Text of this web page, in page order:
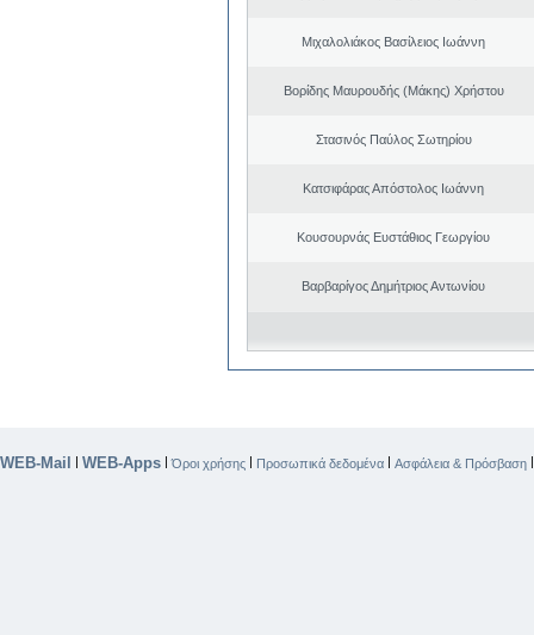
Μιχαλολιάκος Βασίλειος Ιωάννη
Βορίδης Μαυρουδής (Μάκης) Χρήστου
Στασινός Παύλος Σωτηρίου
Κατσιφάρας Απόστολος Ιωάννη
Κουσουρνάς Ευστάθιος Γεωργίου
Βαρβαρίγος Δημήτριος Αντωνίου
WEB-Mail | WEB-Apps |Όροι χρήσης | Προσωπικά δεδομένα | Ασφάλεια & Πρόσβαση